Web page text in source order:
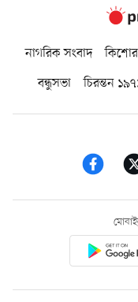
নাগরিক সংবাদ
বন্ধুসভা
চিরন্তন